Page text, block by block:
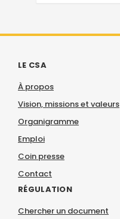
LE CSA
À propos
Vision, missions et valeurs
Organigramme
Emploi
Coin presse
Contact
RÉGULATION
Chercher un document